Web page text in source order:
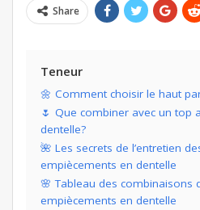
Share
Teneur
🌼 Comment choisir le haut
🌷 Que combiner avec un top
dentelle?
🌺 Les secrets de l’entretien
empiècements en dentelle
🌸 Tableau des combinaisons
empiècements en dentelle